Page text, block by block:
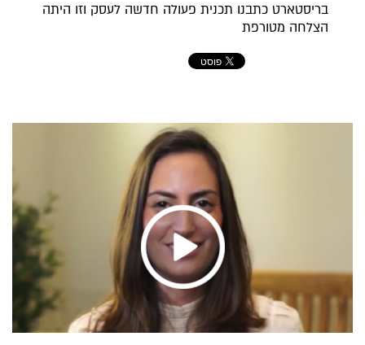
בריסטארט כתבנו תכנית פעולה חדשה לעסק וזו היתה
הצלחה מטורפת